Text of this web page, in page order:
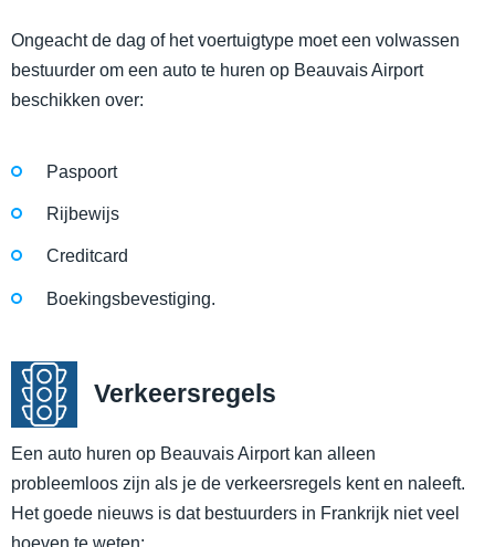
Ongeacht de dag of het voertuigtype moet een volwassen
bestuurder om een auto te huren op Beauvais Airport
beschikken over:
Paspoort
Rijbewijs
Creditcard
Boekingsbevestiging.
Verkeersregels
Een auto huren op Beauvais Airport kan alleen
probleemloos zijn als je de verkeersregels kent en naleeft.
Het goede nieuws is dat bestuurders in Frankrijk niet veel
hoeven te weten: